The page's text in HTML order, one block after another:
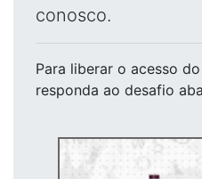
conosco.
Para liberar o acesso
responda ao desafio